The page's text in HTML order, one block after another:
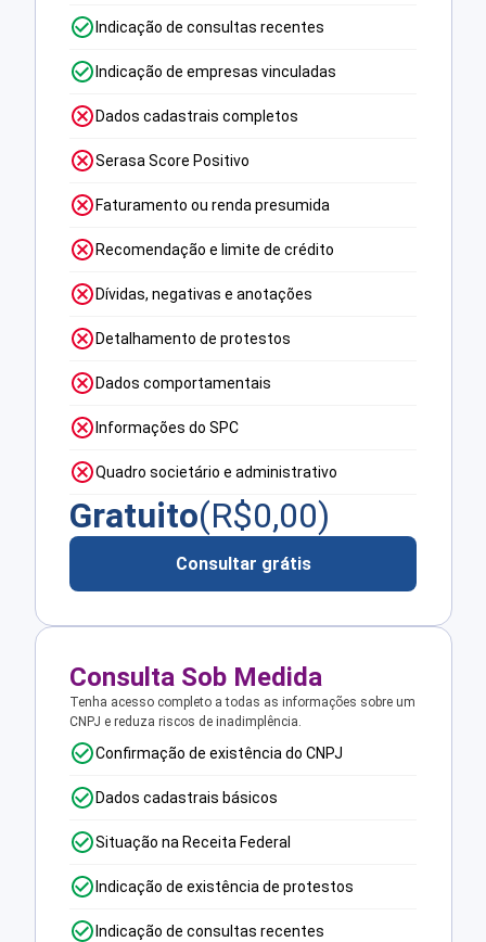
Indicação de consultas recentes
Indicação de empresas vinculadas
Dados cadastrais completos
Serasa Score Positivo
Faturamento ou renda presumida
Recomendação e limite de crédito
Dívidas, negativas e anotações
Detalhamento de protestos
Dados comportamentais
Informações do SPC
Quadro societário e administrativo
Gratuito(R$0,00)
Consultar grátis
Consulta Sob Medida
Tenha acesso completo a todas as informações sobre um
CNPJ e reduza riscos de inadimplência.
Confirmação de existência do CNPJ
Dados cadastrais básicos
Situação na Receita Federal
Indicação de existência de protestos
Indicação de consultas recentes